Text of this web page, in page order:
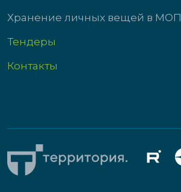
Хранение личных вещей в МОП
Тендеры
Контакты